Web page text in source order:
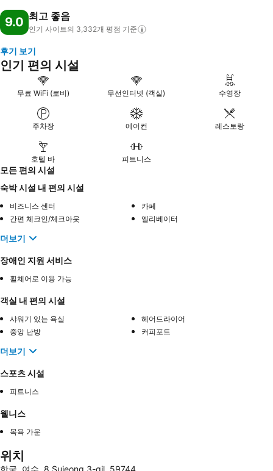
9.0 최고 좋음
인기 사이트의 3,332개 평점 기준
후기 보기
인기 편의 시설
무료 WiFi (로비) 무선인터넷 (객실) 수영장
주차장 에어컨 레스토랑
호텔 바 피트니스
모든 편의 시설
숙박 시설 내 편의 시설
비즈니스 센터
카페
간편 체크인/체크아웃
엘리베이터
더보기
장애인 지원 서비스
휠체어로 이용 가능
객실 내 편의 시설
샤워기 있는 욕실
헤어드라이어
중앙 난방
커피포트
더보기
스포츠 시설
피트니스
웰니스
목욕 가운
위치
한국, 여수, 8 Sujeong 3-gil, 59744